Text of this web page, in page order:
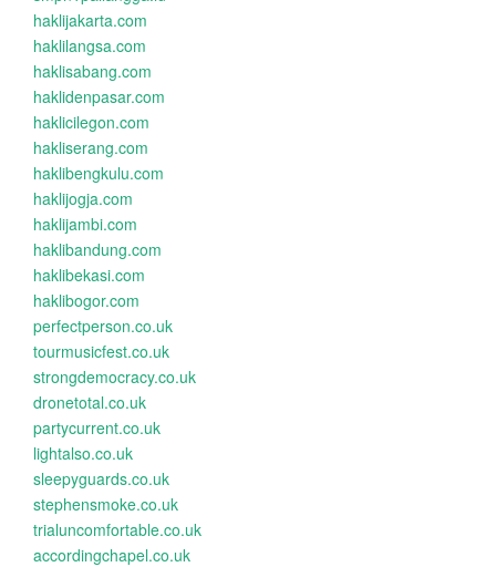
haklijakarta.com
haklilangsa.com
haklisabang.com
haklidenpasar.com
haklicilegon.com
hakliserang.com
haklibengkulu.com
haklijogja.com
haklijambi.com
haklibandung.com
haklibekasi.com
haklibogor.com
perfectperson.co.uk
tourmusicfest.co.uk
strongdemocracy.co.uk
dronetotal.co.uk
partycurrent.co.uk
lightalso.co.uk
sleepyguards.co.uk
stephensmoke.co.uk
trialuncomfortable.co.uk
accordingchapel.co.uk